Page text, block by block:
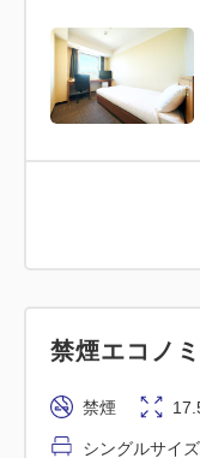
タオル交換・ア
×「エコ清掃」で行
詳しくはチェック
☆お客様各位☆
平素より関空泉大
き、誠にありがと
禁煙エコノ
禁煙
シングルサイ